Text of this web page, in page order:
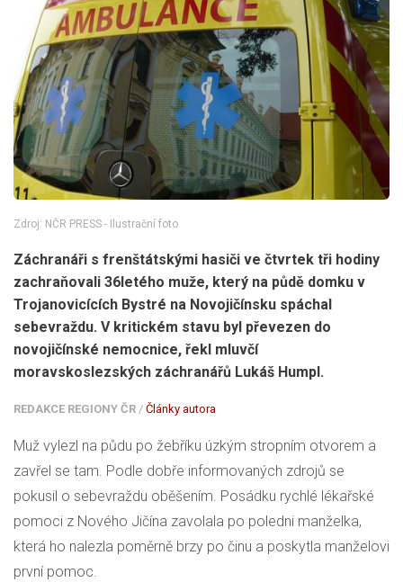
Zdroj: NČR PRESS - Ilustrační foto
Záchranáři s frenštátskými hasiči ve čtvrtek tři hodiny
zachraňovali 36letého muže, který na půdě domku v
Trojanovicících Bystré na Novojičínsku spáchal
sebevraždu. V kritickém stavu byl převezen do
novojičínské nemocnice, řekl mluvčí
moravskoslezských záchranářů Lukáš Humpl.
REDAKCE REGIONY ČR / Články autora
Muž vylezl na půdu po žebříku úzkým stropním otvorem a
zavřel se tam. Podle dobře informovaných zdrojů se
pokusil o sebevraždu oběšením. Posádku rychlé lékařské
pomoci z Nového Jičína zavolala po poledni manželka,
která ho nalezla poměrně brzy po činu a poskytla manželovi
první pomoc.